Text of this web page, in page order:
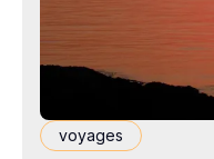
voyages